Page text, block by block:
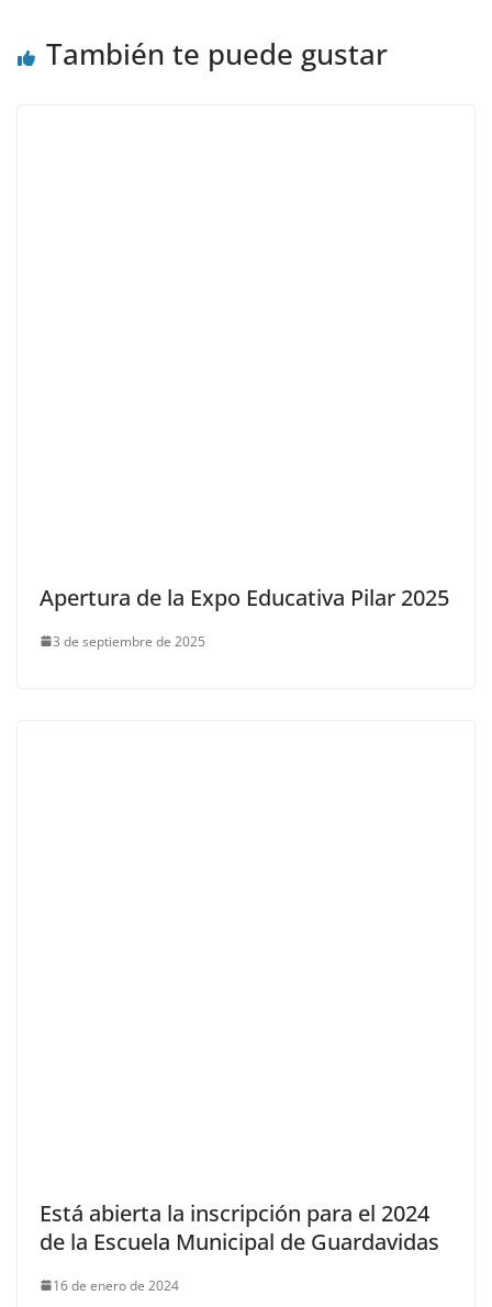
También te puede gustar
Apertura de la Expo Educativa Pilar 2025
3 de septiembre de 2025
Está abierta la inscripción para el 2024
de la Escuela Municipal de Guardavidas
16 de enero de 2024